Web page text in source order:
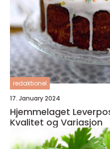
redaktionel
17. January 2024
Hjemmelaget
Kvalitet og Variasjon